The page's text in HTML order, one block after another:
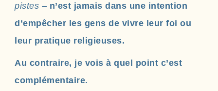
pistes – n’est jamais dans une intention
d’empêcher les gens de vivre leur foi ou
leur pratique religieuses.
Au contraire, je vois à quel point c’est
complémentaire.